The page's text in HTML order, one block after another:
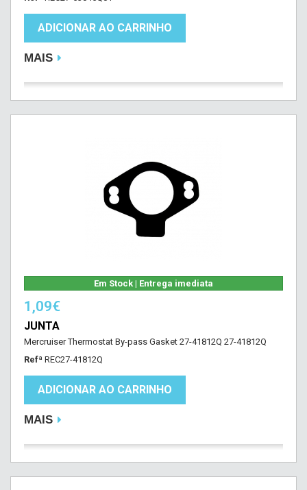
ADICIONAR AO CARRINHO
MAIS
Em Stock | Entrega imediata
1,09€
JUNTA
Mercruiser Thermostat By-pass Gasket 27-41812Q 27-41812Q
Refª REC27-41812Q
ADICIONAR AO CARRINHO
MAIS